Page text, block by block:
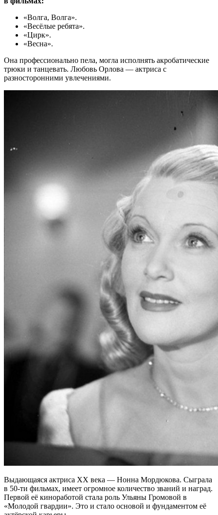
«Волга, Волга».
«Весёлые ребята».
«Цирк».
«Весна».
Она профессионально пела, могла исполнять акробатические
трюки и танцевать. Любовь Орлова — актриса с
разносторонними увлечениями.
Выдающаяся актриса XX века — Нонна Мордюкова. Сыграла
в 50-ти фильмах, имеет огромное количество званий и наград.
Первой её киноработой стала роль Ульяны Громовой в
«Молодой гвардии». Это и стало основой и фундаментом её